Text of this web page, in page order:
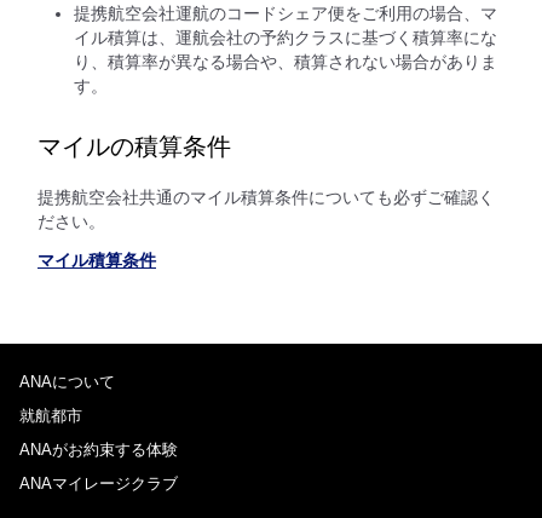
提携航空会社運航のコードシェア便をご利用の場合、マ
イル積算は、運航会社の予約クラスに基づく積算率にな
り、積算率が異なる場合や、積算されない場合がありま
す。
マイルの積算条件
提携航空会社共通のマイル積算条件についても必ずご確認く
ださい。
マイル積算条件
ANAについて
就航都市
ANAがお約束する体験
ANAマイレージクラブ